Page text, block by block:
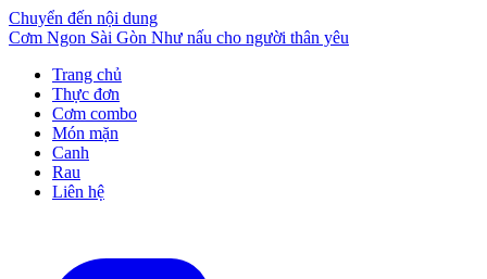
Chuyển đến nội dung
Cơm Ngon Sài Gòn Như nấu cho người thân yêu
Trang chủ
Thực đơn
Cơm combo
Món mặn
Canh
Rau
Liên hệ